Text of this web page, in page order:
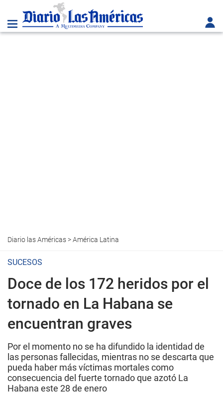
Diario las Américas>América Latina
SUCESOS
Doce de los 172 heridos por el
tornado en La Habana se
encuentran graves
Por el momento no se ha difundido la identidad de
las personas fallecidas, mientras no se descarta que
pueda haber más víctimas mortales como
consecuencia del fuerte tornado que azotó La
Habana este 28 de enero